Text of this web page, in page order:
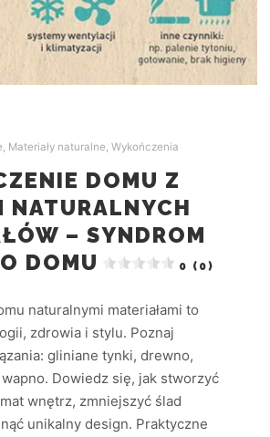
, Materiały naturalne, Wykończenia
DOMU Z
NATURALNYCH
– SYNDROM
DOMU
0 (0)
naturalnymi materiałami to
zdrowia i stylu. Poznaj
gliniane tynki, drewno,
wapno. Dowiedz się, jak stworzyć
wnętrz, zmniejszyć ślad
unikalny design. Praktyczne